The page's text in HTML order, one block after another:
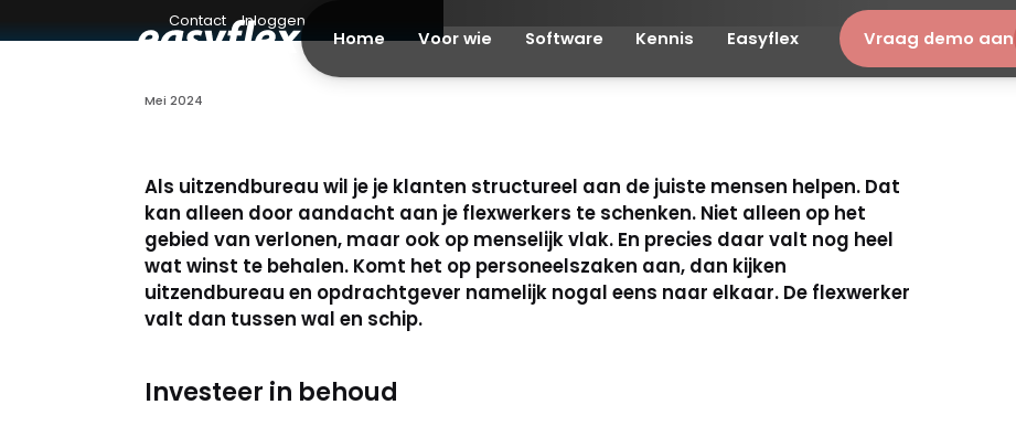
Contact Inloggen
Home Voor wie Software Kennis Easyflex Vraag demo aan
Nieuws
Waarom begin je als
opnieuw met werven?
Het is effectiever en slimmer om te investeren in het behoud van goede
mensen.
Mei 2024
Als uitzendbureau wil je je klanten structureel aan de juiste mensen helpen. Dat
kan alleen door aandacht aan je flexwerkers te schenken. Niet alleen op het
gebied van verlonen, maar ook op menselijk vlak. En precies daar valt nog heel
wat winst te behalen. Komt het op personeelszaken aan, dan kijken
uitzendbureau en opdrachtgever namelijk nogal eens naar elkaar. De flexwerker
valt dan tussen wal en schip.
Investeer in behoud